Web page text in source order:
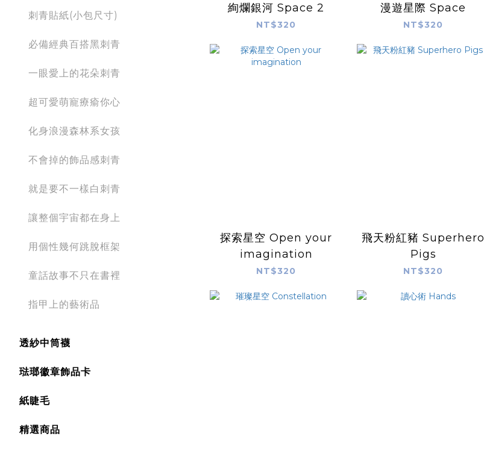
刺青貼紙(小包尺寸)
必備經典百搭黑刺青
一眼愛上的花朵刺青
超可愛萌寵療瘉你心
化身浪漫森林系女孩
不會掉的飾品感刺青
就是要不一樣白刺青
讓整個宇宙都在身上
用個性幾何跳脫框架
童話故事不只在書裡
指甲上的藝術品
透紗中筒襪
琺瑯徽章飾品卡
紙睫毛
精選商品
絢爛銀河 Space 2
NT$320
漫遊星際 Space
NT$320
探索星空 Open your
imagination
NT$320
飛天粉紅豬 Superhero
Pigs
NT$320